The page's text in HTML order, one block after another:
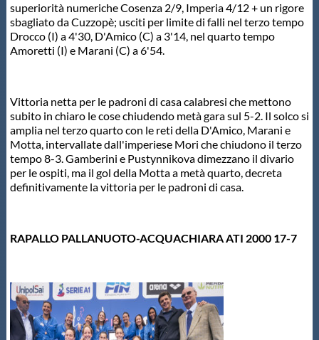
superiorità numeriche Cosenza 2/9, Imperia 4/12 + un rigore
sbagliato da Cuzzopè; usciti per limite di falli nel terzo tempo
Drocco (I) a 4'30, D'Amico (C) a 3'14, nel quarto tempo
Amoretti (I) e Marani (C) a 6'54.
Vittoria netta per le padroni di casa calabresi che mettono
subito in chiaro le cose chiudendo metà gara sul 5-2. Il solco si
amplia nel terzo quarto con le reti della D'Amico, Marani e
Motta, intervallate dall'imperiese Mori che chiudono il terzo
tempo 8-3. Gamberini e Pustynnikova dimezzano il divario
per le ospiti, ma il gol della Motta a metà quarto, decreta
definitivamente la vittoria per le padroni di casa.
RAPALLO PALLANUOTO-ACQUACHIARA ATI 2000 17-7